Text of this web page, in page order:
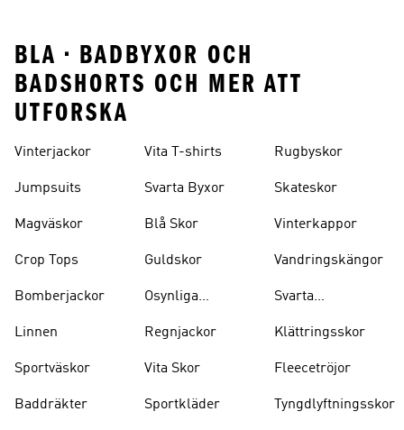
BLA • BADBYXOR OCH
BADSHORTS OCH MER ATT
UTFORSKA
Vinterjackor
Jumpsuits
Magväskor
Crop Tops
Bomberjackor
Linnen
Sportväskor
Baddräkter
Vita T-shirts
Svarta Byxor
Blå Skor
Guldskor
Osynliga
Regnjackor
Vita Skor
Sportkläder
Rugbyskor
Skateskor
Vinterkappor
Vandringskängor
Svarta
Klättringsskor
Fleecetröjor
Tyngdlyftningsskor